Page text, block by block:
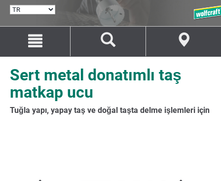
Navigasyona
Sert metal donatımlı taş
matkap ucu
Tuğla yapı, yapay taş ve doğal taşta delme işlemleri için